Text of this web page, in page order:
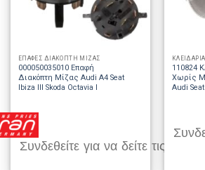
ΕΠΑΦΕΣ ΔΙΑΚΟΠΤΗ ΜΙΖΑΣ
000050035010 Επαφή
Διακόπτη Μίζας Audi A4 Seat
Ibiza III Skoda Octavia I
Συνδεθείτε για να δείτε τις τιμές
110824
Χωρίς
Audi Seat